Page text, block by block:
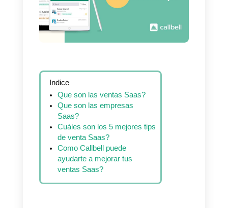
Indice
Que son las ventas Saas?
Que son las empresas